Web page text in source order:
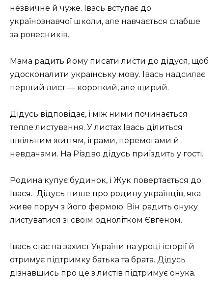
незвичне й чуже. Івась вступає до
українознавчої школи, але навчається слабше
за ровесників.
Мама радить йому писати листи до дідуся, щоб
удосконалити українську мову. Івась надсилає
перший лист — короткий, але щирий.
Дідусь відповідає, і між ними починається
тепле листування. У листах Івась ділиться
шкільним життям, іграми, перемогами й
невдачами. На Різдво дідусь приїздить у гості.
Родина купує будинок, і Жук повертається до
Івася. Дідусь пише про родину українців, яка
живе поруч з його фермою. Він радить онуку
листуватися зі своїм однолітком Євгеном.
Івась стає на захист України на уроці історії й
отримує підтримку батька та брата. Дідусь
дізнавшись про це з листів підтримує онука.